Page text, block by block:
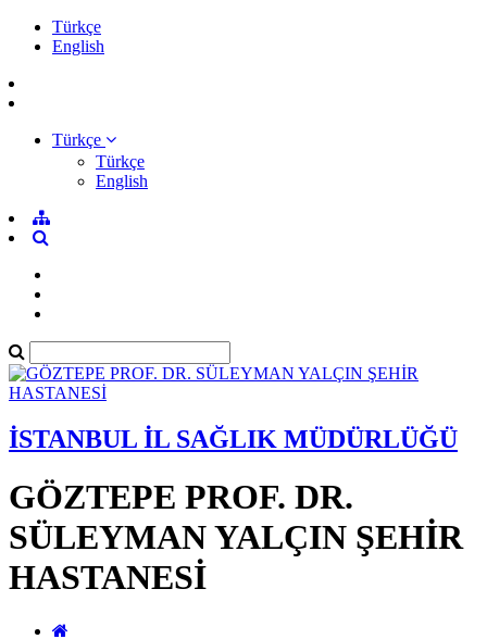
Türkçe
English
Türkçe
Türkçe
English
İSTANBUL İL SAĞLIK MÜDÜRLÜĞÜ
GÖZTEPE PROF. DR.
SÜLEYMAN YALÇIN ŞEHİR
HASTANESİ